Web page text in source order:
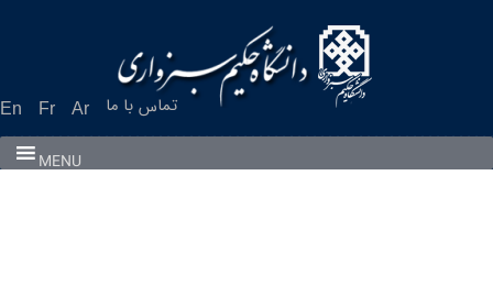
En Fr Ar تماس با ما
MENU